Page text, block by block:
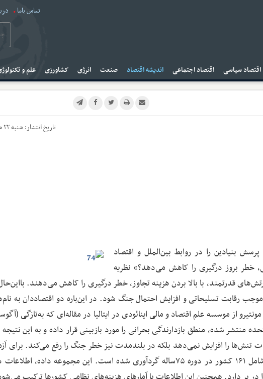
تماس باما
اقتصاد سیاسی اقتصاد اجتماعی اندیشه اقتصاد صنعت انرژی کشاورزی علم و
تاریخ انتشار:شنبه ۲۲ شهریور ۱۴۰۴
بنیادین را در روابط بین‌الملل و اقتصاد
خطر بروز درگیری را کاهش می‌دهد؟» نظریه
قدرتمند، با بالا بردن هزینه تجاوز، خطر درگیری را کاهش می‌دهند.
رقابت تسلیحاتی و افزایش احتمال جنگ شود. در این‌باره دو اقتصاددان به
منتشر شده، منطق بازدارندگی بحرانی را مورد بازبینی قرار داده و به این
تنش‌ها را افزایش نمی‌دهد بلکه در بلندمدت نیز خطر جنگ را رفع می‌کند. برای
بازدارندگی بحرانی، پایگاه اطلاعاتی جامع شامل ۱۶۱ کشور در دوره ۷۵ساله گردآوری شده است. این مجموعه